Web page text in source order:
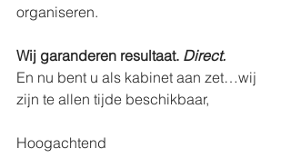
organiseren.
Wij garanderen resultaat. Direct.
En nu bent u als kabinet aan zet…wij
zijn te allen tijde beschikbaar,
Hoogachtend